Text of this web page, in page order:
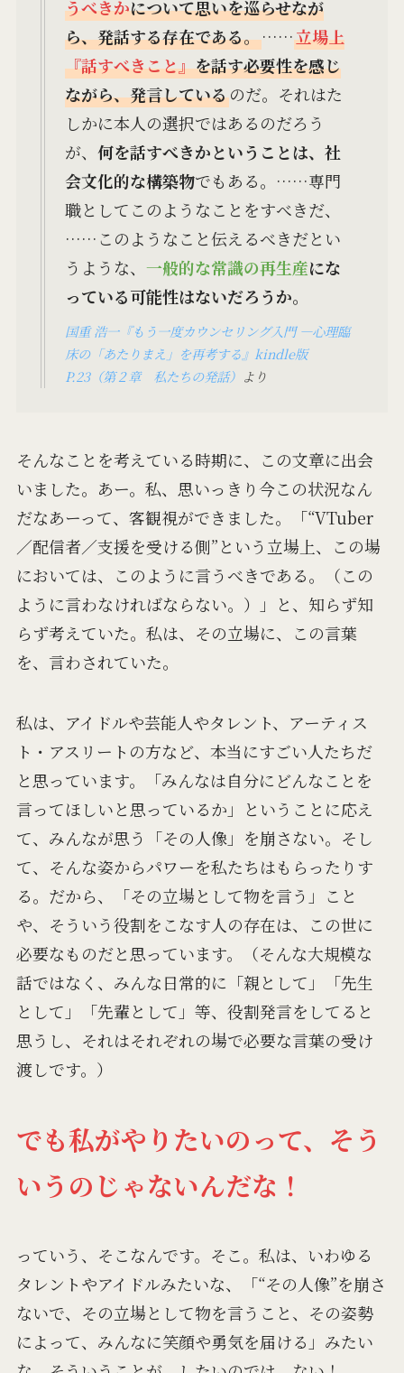
うべきかについて思いを巡らせなが
ら、発話する存在である。……立場上
『話すべきこと』を話す必要性を感じ
ながら、発言しているのだ。それはた
しかに本人の選択ではあるのだろう
が、 何を話すべきかということは、社
会文化的な構築物でもある。……専門
職としてこのようなことをすべきだ、
……このようなこと伝えるべきだとい
うような、 一般的な常識の再生産にな
っている可能性はないだろうか。
国重 浩一『もう一度カウンセリング入門 ―心理臨
床の「あたりまえ」を再考する』kindle版
P.23（第２章 私たちの発話） より
そんなことを考えている時期に、この文章に出会
いました。あー。私、思いっきり今この状況なん
だなあーって、客観視ができました。「“VTuber
／配信者／支援を受ける側”という立場上、この場
においては、このように言うべきである。（この
ように言わなければならない。）」と、知らず知
らず考えていた。私は、その立場に、この言葉
を、言わされていた。
私は、アイドルや芸能人やタレント、アーティス
ト・アスリートの方など、本当にすごい人たちだ
と思っています。「みんなは自分にどんなことを
言ってほしいと思っているか」ということに応え
て、みんなが思う「その人像」を崩さない。そし
て、そんな姿からパワーを私たちはもらったりす
る。だから、「その立場として物を言う」こと
や、そういう役割をこなす人の存在は、この世に
必要なものだと思っています。（そんな大規模な
話ではなく、みんな日常的に「親として」「先生
として」「先輩として」等、役割発言をしてると
思うし、それはそれぞれの場で必要な言葉の受け
渡しです。）
でも私がやりたいのって、そう
いうのじゃないんだな！
っていう、そこなんです。そこ。私は、いわゆる
タレントやアイドルみたいな、「“その人像”を崩さ
ないで、その立場として物を言うこと、その姿勢
によって、みんなに笑顔や勇気を届ける」みたい